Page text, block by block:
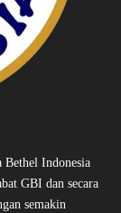
Bethel Indonesia
GBI dan secara
semakin